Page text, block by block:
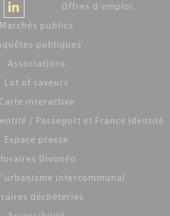
Offres d'emploi
Marchés publics
publiques
Associations
Lot of saveurs
Carte interactive
/ Passeport et France Identité
Espace presse
Divonéo
intercommunal
déchèteries